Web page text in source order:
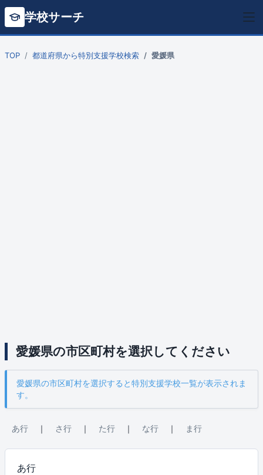
学校サーチ
TOP 都道府県から特別支援学校検索 愛媛県
愛媛県の市区町村を選択してください
愛媛県の市区町村を選択すると特別支援学校一覧が表示されま
す。
あ行 ｜ さ行 ｜ た行 ｜ な行 ｜ ま行
あ行